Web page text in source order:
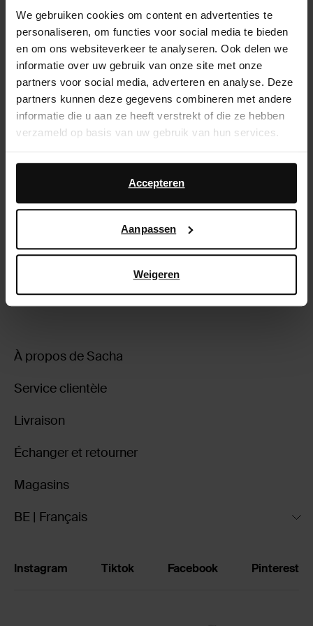
We gebruiken cookies om content en advertenties te
personaliseren, om functies voor social media te bieden
en om ons websiteverkeer te analyseren. Ook delen we
informatie over uw gebruik van onze site met onze
partners voor social media, adverteren en analyse. Deze
partners kunnen deze gegevens combineren met andere
informatie die u aan ze heeft verstrekt of die ze hebben
verzameld op basis van uw gebruik van hun services.
Daarnaast werken wij samen met Google voor
advertentie- en meetdoeleinden. Meer informatie over
hoe Google uw persoonsgegevens gebruikt, vindt u op
Accepteren
Aanpassen
Weigeren
Service d'assistance
Délai de rétractation de 14 jours
Description du produit
Ces claquettes roses de Sacha sont ornées du nœud
iconique sur la tige. Les claquettes en denim ont une
doublure en cuir.
Détails du produit
À propos de Sacha
Service clientèle
Livraison
Échanger et retourner
Magasins
BE | Français
Instagram Tiktok Facebook Pinterest